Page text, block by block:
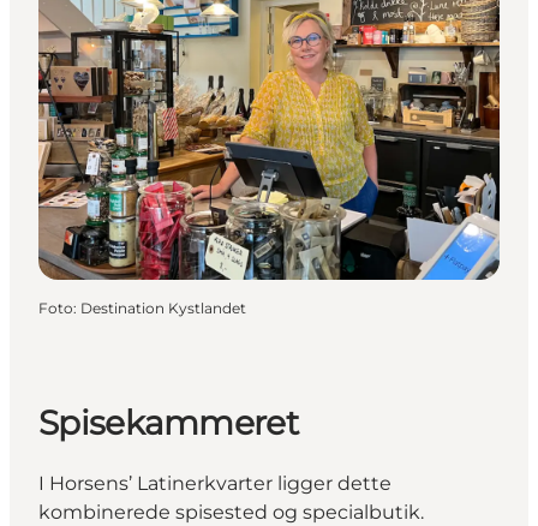
Foto: Destination Kystlandet
Spisekammeret
I Horsens’ Latinerkvarter ligger dette
kombinerede spisested og specialbutik.